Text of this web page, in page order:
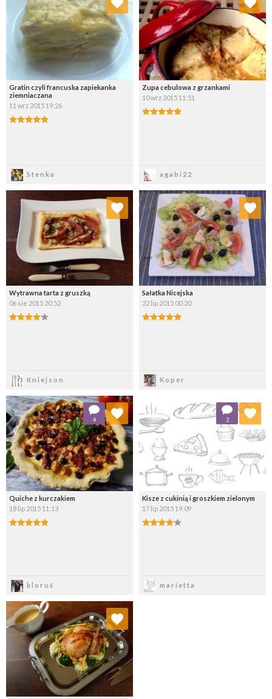
Gratin czyli francuska zapiekanka
ziemniaczana
11 wrz 2015 19:26
Stenka
Wybierz listę:
Zupa cebulowa z grzankami
10 wrz 2015 11:51
agabi22
Wybierz listę:
Wytrawna tarta z gruszką
06 sie 2015 20:52
Kniejson
Dodaj do ulubionych
Wybierz listę:
Sałatka Nicejska
22 lip 2015 00:20
Koper
Dodaj do ulubionych
Wybierz listę:
Quiche z kurczakiem
18 lip 2015 11:13
kloruś
4
Dodaj do ulubionych
Wybierz listę:
Kisze z cukinią i groszkiem zielonym
17 lip 2015 19:09
marietta
2
Dodaj do ulubionych
Wybierz listę:
Dodaj do ulubionych
Wybierz listę: